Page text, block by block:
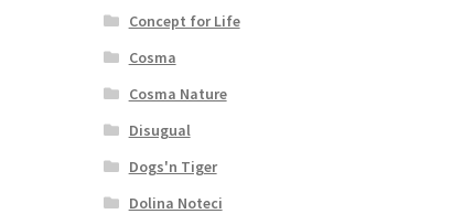
Concept for Life
Cosma
Cosma Nature
Disugual
Dogs'n Tiger
Dolina Noteci